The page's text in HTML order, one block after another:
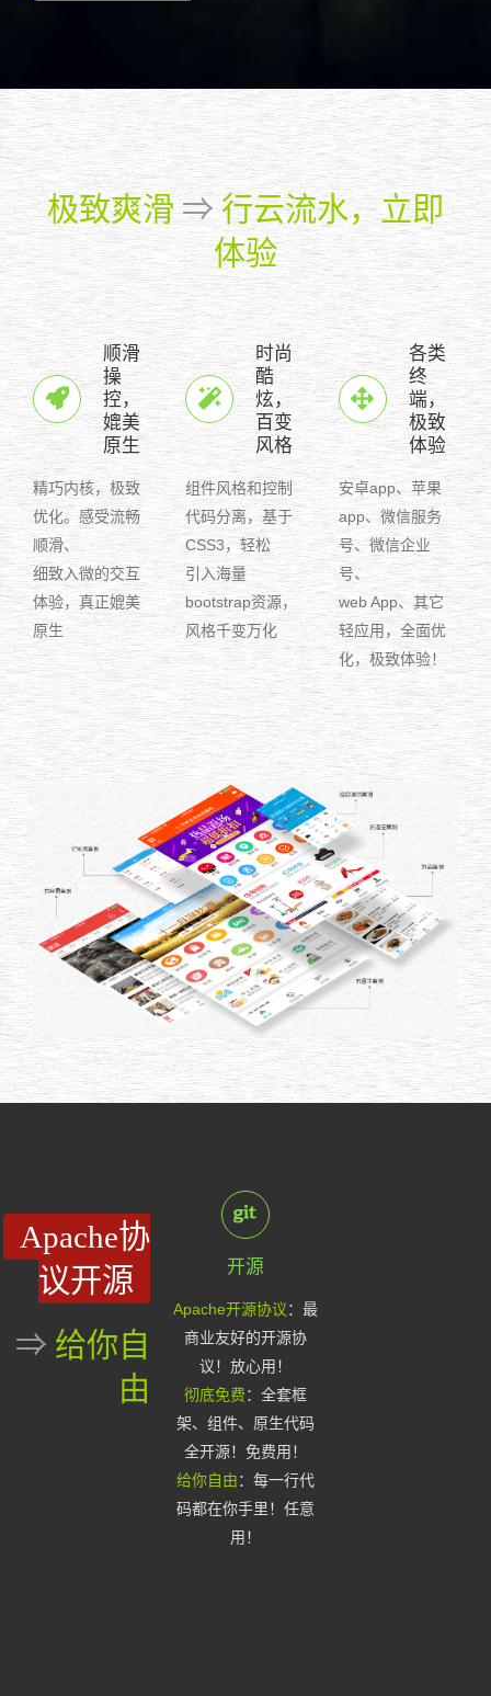
极致爽滑 ⇒ 行云流水，立即
体验
顺滑
操
控，
媲美
原生
精巧内核，极致
优化。感受流畅
顺滑、
细致入微的交互
体验，真正媲美
原生
时尚
酷
炫，
百变
风格
组件风格和控制
代码分离，基于
CSS3，轻松
引入海量
bootstrap资源，
风格千变万化
各类
终
端，
极致
体验
安卓app、苹果
app、微信服务
号、微信企业
号、
web App、其它
轻应用，全面优
化，极致体验！
Apache协
议开源
⇒ 给你自
由
开源
Apache开源协议：最
商业友好的开源协
议！放心用！
彻底免费：全套框
架、组件、原生代码
全开源！免费用！
给你自由：每一行代
码都在你手里！任意
用！